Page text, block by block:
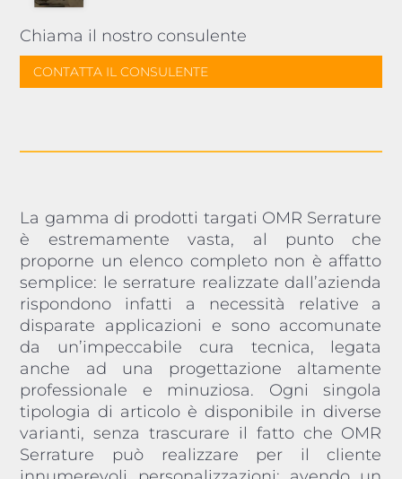
Chiama il nostro consulente
CONTATTA IL CONSULENTE
La gamma di prodotti targati OMR Serrature
è estremamente vasta, al punto che
proporne un elenco completo non è affatto
semplice: le serrature realizzate dall’azienda
rispondono infatti a necessità relative a
disparate applicazioni e sono accomunate
da un’impeccabile cura tecnica, legata
anche ad una progettazione altamente
professionale e minuziosa. Ogni singola
tipologia di articolo è disponibile in diverse
varianti, senza trascurare il fatto che OMR
Serrature può realizzare per il cliente